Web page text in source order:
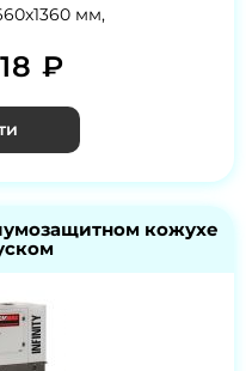
мм,
₽
кожухе